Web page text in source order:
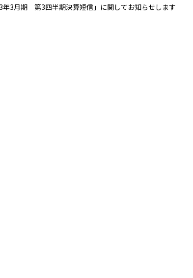
年3月期 第3四半期決算短信」に関してお知らせします